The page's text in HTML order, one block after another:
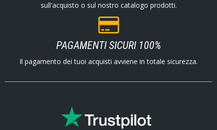
sull'acquisto o sul nostro catalogo prodotti.
PAGAMENTI SICURI 100%
Il pagamento dei tuoi acquisti avviene in totale sicurezza.